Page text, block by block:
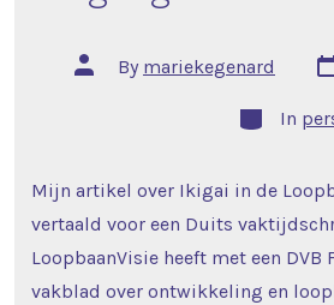
Post
author
By mariekegenard
Categories
In
Mijn artikel over Ikigai in de
vertaald voor een Duits
LoopbaanVisie heeft met een DVB
vakblad over ontwikkeling en